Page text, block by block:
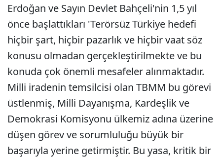
Erdoğan ve Sayın Devlet Bahçeli'nin 1,5 yıl
önce başlattıkları 'Terörsüz Türkiye hedefi
hiçbir şart, hiçbir pazarlık ve hiçbir vaat söz
konusu olmadan gerçekleştirilmekte ve bu
konuda çok önemli mesafeler alınmaktadır.
Milli iradenin temsilcisi olan TBMM bu görevi
üstlenmiş, Milli Dayanışma, Kardeşlik ve
Demokrasi Komisyonu ülkemiz adına üzerine
düşen görev ve sorumluluğu büyük bir
başarıyla yerine getirmiştir. Bu yasa, kritik bir